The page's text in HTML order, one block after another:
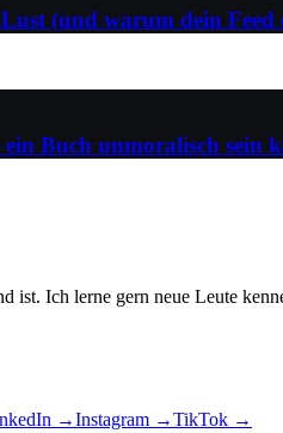
(und warum dein Feed
Buch unmoralisch sein
ist. Ich lerne gern neue Leute
→Instagram →TikTok →